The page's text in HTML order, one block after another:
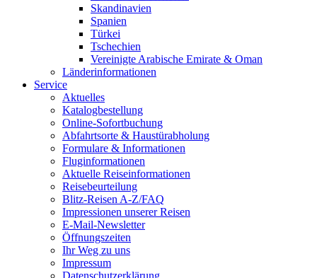
Skandinavien
Spanien
Türkei
Tschechien
Vereinigte Arabische Emirate & Oman
Länderinformationen
Service
Aktuelles
Katalogbestellung
Online-Sofortbuchung
Abfahrtsorte & Haustürabholung
Formulare & Informationen
Fluginformationen
Aktuelle Reiseinformationen
Reisebeurteilung
Blitz-Reisen A-Z/FAQ
Impressionen unserer Reisen
E-Mail-Newsletter
Öffnungszeiten
Ihr Weg zu uns
Impressum
Datenschutzerklärung